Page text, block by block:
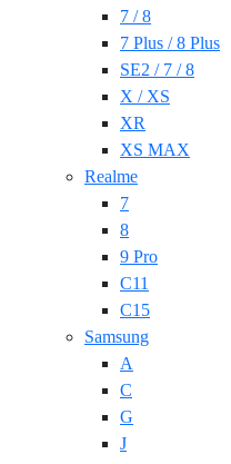
7 / 8
7 Plus / 8 Plus
SE2 / 7 / 8
X / XS
XR
XS MAX
Realme
7
8
9 Pro
C11
C15
Samsung
A
C
G
J